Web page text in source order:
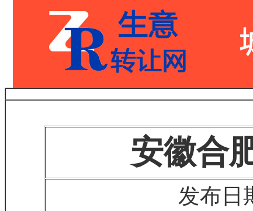
安徽合
发布